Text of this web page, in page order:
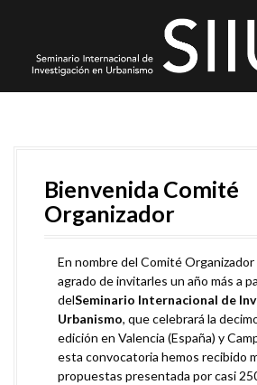
Bienvenida Comité
Organizador
En nombre del Comité
agrado de invitarles un año más a
delSeminario Internacional de
Urbanismo, que celebrará la
edición en Valencia (España) y
esta convocatoria hemos recibido
propuestas presentada por casi